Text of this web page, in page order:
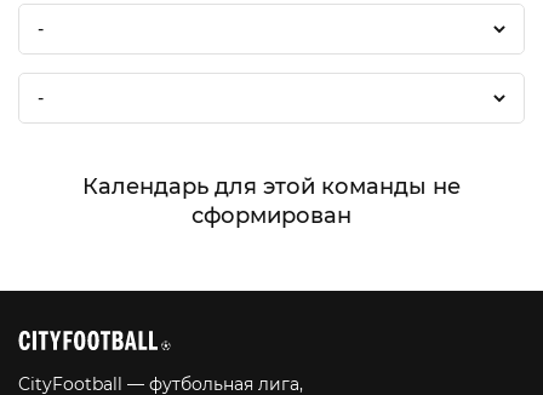
-
-
Календарь для этой команды не
сформирован
CityFootball — футбольная лига,